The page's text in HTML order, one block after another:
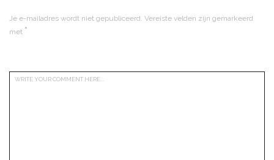
Je e-mailadres wordt niet gepubliceerd. Vereiste velden zijn gemarkeerd
met *